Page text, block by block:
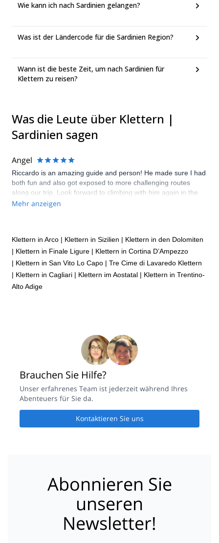
Wie kann ich nach Sardinien gelangen?
Was ist der Ländercode für die Sardinien Region?
Wann ist die beste Zeit, um nach Sardinien für
Klettern zu reisen?
Was die Leute über Klettern |
Sardinien sagen
Angel
Riccardo is an amazing guide and person! He made sure I had
both fun and also got exposed to more challenging routes
along our trip. Look forward to climbing with him again in the
future. Grazie Mille Riccardo!
Mehr anzeigen
Klettern in Arco | Klettern in Sizilien | Klettern in den Dolomiten
| Klettern in Finale Ligure | Klettern in Cortina D’Ampezzo
| Klettern in San Vito Lo Capo | Tre Cime di Lavaredo Klettern
| Klettern in Cagliari | Klettern im Aostatal | Klettern in Trentino-
Alto Adige
Brauchen Sie Hilfe?
Unser erfahrenes Team ist jederzeit während Ihres
Abenteuers für Sie da.
Kontaktieren Sie uns
Abonnieren Sie
unseren
Newsletter!